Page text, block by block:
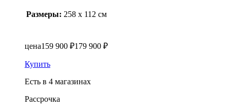
Размеры: 258 x 112 см
цена159 900 ₽179 900 ₽
Купить
Есть в 4 магазинах
Рассрочка